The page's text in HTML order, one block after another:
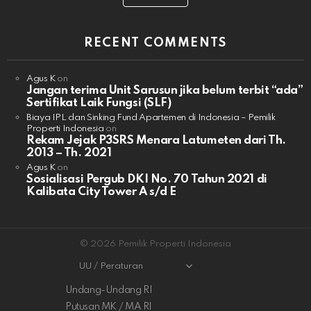
RECENT COMMENTS
Agus Kon
Jangan terima Unit Sarusun jika belum terbit “ada”
Sertifikat Laik Fungsi (SLF)
Biaya IPL dan Sinking Fund Apartemen di Indonesia – Pemilik
Properti Indonesia on
Rekam Jejak P3SRS Menara Latumeten dari Th.
2013 – Th. 2021
Agus Kon
Sosialisasi Pergub DKI No. 70 Tahun 2021 di
Kalibata City Tower A s/d E
© 2026 Pemilik Properti Indonesia
UU / Peraturan
Undang-Undang RI
Putusan MK / MA RI